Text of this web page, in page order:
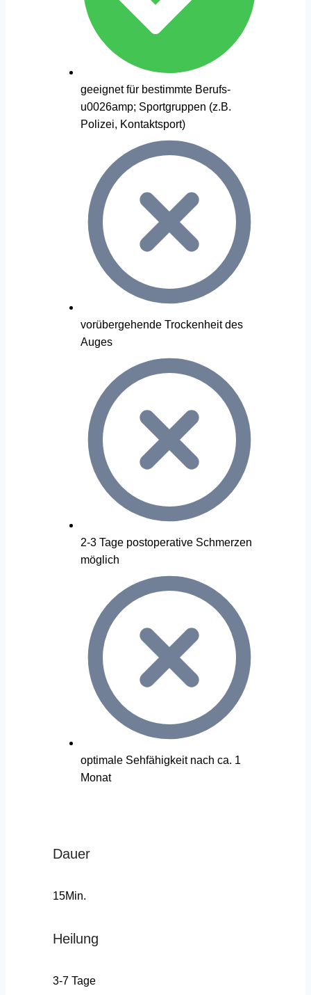
geeignet für bestimmte Berufs-
u0026amp; Sportgruppen (z.B.
Polizei, Kontaktsport)
vorübergehende Trockenheit des
Auges
2-3 Tage postoperative Schmerzen
möglich
optimale Sehfähigkeit nach ca. 1
Monat
Dauer
15Min.
Heilung
3-7 Tage